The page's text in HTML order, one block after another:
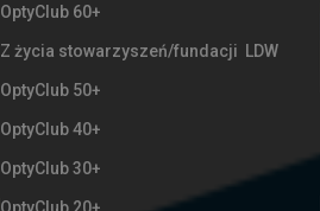
OptyClub 60+
Z życia stowarzyszeń/fundacji LDW
OptyClub 50+
OptyClub 40+
OptyClub 30+
OptyClub 20+